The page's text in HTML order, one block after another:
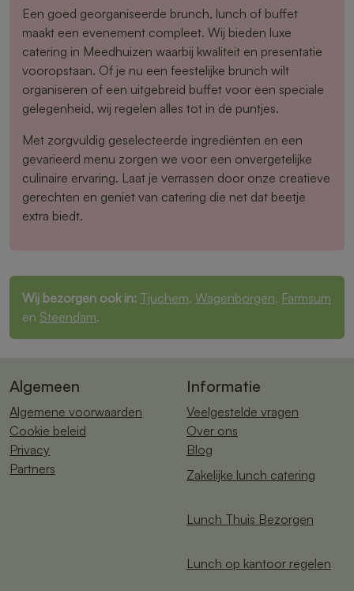
Een goed georganiseerde brunch, lunch of buffet
maakt een evenement compleet. Wij bieden luxe
catering in Meedhuizen waarbij kwaliteit en presentatie
vooropstaan. Of je nu een feestelijke brunch wilt
organiseren of een uitgebreid buffet voor een speciale
gelegenheid, wij regelen alles tot in de puntjes.
Met zorgvuldig geselecteerde ingrediënten en een
gevarieerd menu zorgen we voor een onvergetelijke
culinaire ervaring. Laat je verrassen door onze creatieve
gerechten en geniet van catering die net dat beetje
extra biedt.
Wij bezorgen ook in: Tjuchem, Wagenborgen, Farmsum
en Steendam.
Algemeen
Algemene voorwaarden
Cookie beleid
Privacy
Partners
Informatie
Veelgestelde vragen
Over ons
Blog
Zakelijke lunch catering
Lunch Thuis Bezorgen
Lunch op kantoor regelen